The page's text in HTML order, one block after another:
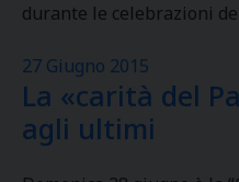
durante le celebrazioni
27 Giugno 2015
La «carità del
agli ultimi